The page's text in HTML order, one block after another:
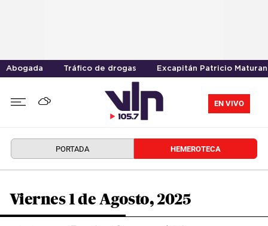
Abogada Tráfico de drogas Excapitán Patricio
EN VIVO
PORTADA HEMEROTECA
Viernes 1 de Agosto, 2025